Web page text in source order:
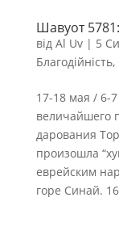
Шавуот
від Al Uv| 5
Благодійність,
17-18 мая / 6-
величайшего
дарования
произошла
еврейским
горе Синай.